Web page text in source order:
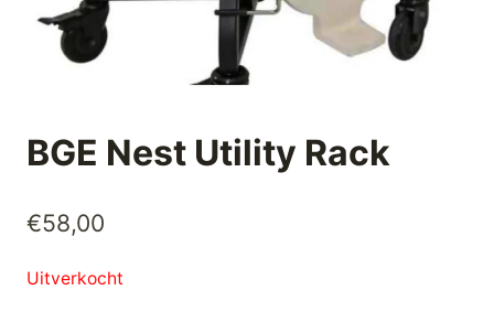
BGE Nest Utility Rack
€58,00
Uitverkocht